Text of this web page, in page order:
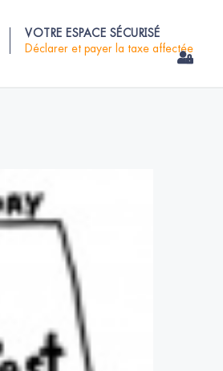
VOTRE ESPACE SÉCURISÉ
Déclarer et payer la taxe affectée